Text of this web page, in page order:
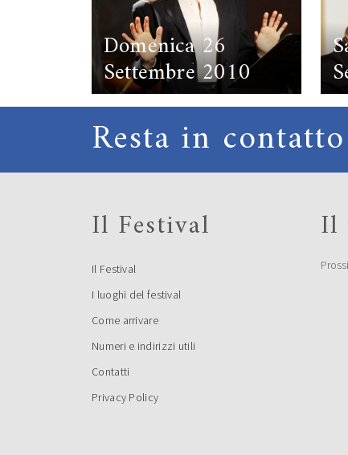
Domenica 26
Settembre 2010
Resta in
Il Festival
Il Festival
I luoghi del festival
Come arrivare
Numeri e indirizzi utili
Contatti
Privacy Policy
Il